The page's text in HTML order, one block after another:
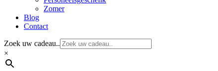
Zomer
Blog
Contact
Zoek uw cadeau..
×